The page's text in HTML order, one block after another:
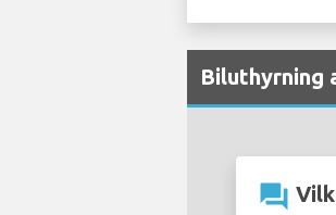
Biluthyrning
question_answer